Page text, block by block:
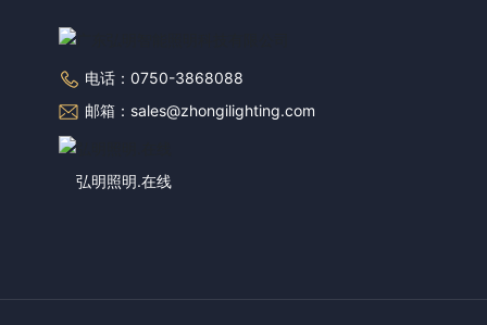
电话：0750-3868088
邮箱：sales@zhongilighting.com
弘明照明.在线